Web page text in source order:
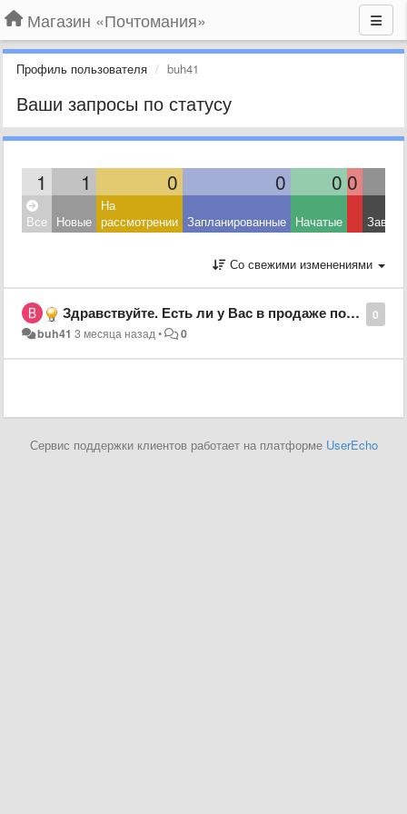
Магазин «Почтомания»
Профиль пользователя buh41
Ваши запросы по статусу
1 1 0 0 0 0
Все Новые
На
рассмотрении Запланированные Начатые
Со свежими изменениями
0
Здравствуйте. Есть ли у Вас в продаже почтовые конверты по России (с литерой А) и почтовые марки?
buh41 3 месяца назад• 0
Сервис поддержки клиентов работает на платформе UserEcho